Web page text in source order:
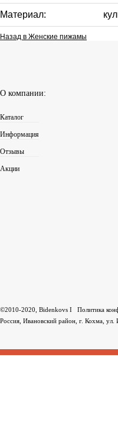
Материал:
Назад в Женские пижамы
О компании:
Каталог
Информация
Отзывы
Акции
©2010-2020, Bidenkovs I Политика
Россия, Ивановский район, г. Кохма, ул.